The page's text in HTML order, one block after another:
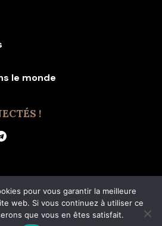
le monde
!
| Tous droits réservés.
pour vous garantir la meilleure
web. Si vous continuez à utiliser ce
que vous en êtes satisfait.